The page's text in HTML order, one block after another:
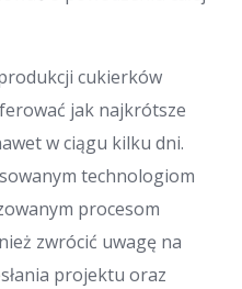
cukierków
jak najkrótsze
w ciągu kilku dni.
technologiom
procesom
zwrócić uwagę na
projektu oraz